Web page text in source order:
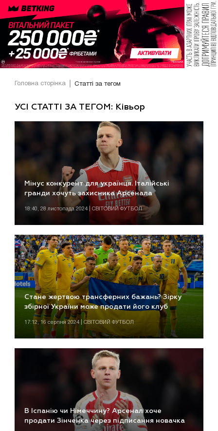
Головна сторінка Статті за тегом
УСІ СТАТТІ ЗА ТЕГОМ: Ківьор
Мінус конкурент для українця. Італійські
гранди хочуть захисника Арсенала
18:40, 28 листопада 2024 | СВІТОВИЙ ФУТБОЛ
Стане жертвою трансферних бажань? Зірку
збірної України може продати його клуб
17:12, 16 серпня 2024 | СВІТОВИЙ ФУТБОЛ
В Іспанію чи Німеччину? Арсенал хоче
продати Зінченка через підписання новачка